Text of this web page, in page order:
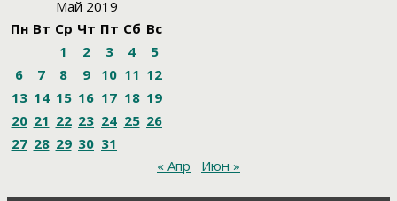
Александр Соловьев
Филиппова Алексей Корниенко
Алексей ХозяйскийАлексей Черный
Алисаалкоголизация Алкоголь
аллергияальманахАмур
Анатолий СкоробогатовАнгелы мира
Андрей ГолубьАндрей Драчев
аномальное потеплениеанонимные звонки
Май 2019
Пн Вт Ср Чт Пт Сб Вс
1
2 3 4
5
6
7 8 9 10 11 12
13 14 15 16 17 18 19
20 21 22 23 24 25 26
27 28 29 30 31
« Апр
Июн »